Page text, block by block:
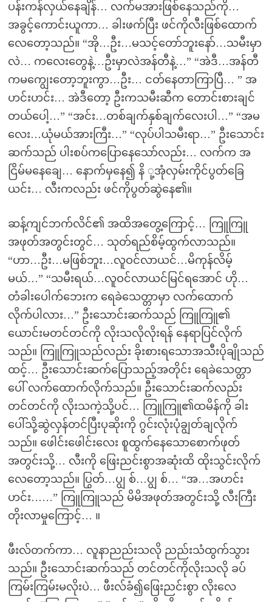
ပန်းကန်လှယ်နေချိန်… လက်မအားဖြစ်နေသည်ကို…
အခွင့်ကောင်းယူကာ… ခါးဖက်ပြီး ဖင်ကိုလီးဖြစ်ထောက်
လေတော့သည်။ “အို…ဦး…မသင့်တော်ဘူးနော်…သမီးမှာ
လဲ… ကလေးတွေနဲ့…ဦးမှာလဲအန်တီနဲ့…” “အဲဒီ…အန်တီ
ကမကျွေးတော့ဘူးကွာ…ဦး… ငတ်နေတာကြာပြီ… ” အ
ဟင်းဟင်း… အဲဒီတော့ ဦးကသမီးဆီက တောင်းစားချင်
တယ်ပေါ့…” “အင်း…တစ်ချက်နှစ်ချက်လေးပါ…” “အမ
လေး…ယုံမယ်အားကြီး…” “လုပ်ပါသမီးရာ…” ဦးသောင်း
ဆက်သည် ပါးစပ်ကပြောနေသော်လည်း… လက်က အ
ငြိမ်မနေချေ… နောက်မှနေ၍ နိ ု့အုံလှမ်းကိုင်ပွတ်ခြေ
ယင်း… လီးကလည်း ဖင်ကိုပွတ်ဆွဲနေ၏။
ဆန့်ကျင်ဘက်လိင်၏ အထိအတွေ့ကြောင့်… ကြူကြူ
အဖုတ်အတွင်းတွင်… သုတ်ရည်စိမ့်ထွက်လာသည်။
“ဟာ…ဦး…မဖြစ်ဘူး…လူဝင်လာယင်…မိကုန်လိမ့်
မယ်…” “သမီးရယ်…လူဝင်လာယင်မြင်ရအောင် ဟို…
တံခါးပေါက်ဘေးက ရေခဲသေတ္တာမှာ လက်ထောက်
လိုက်ပါလား…” ဦးသောင်းဆက်သည် ကြူကြူ၏
ယောင်းမတင်တင်ကို လိုးသလိုလိုးရန် နေရာပြင်လိုက်
သည်။ ကြူကြူသည်လည်း ခိုးစားရသောအသီးပိုချိုသည်
ထင့်… ဦးသောင်းဆက်ပြောသည့်အတိုင်း ရေခဲသေတ္တာ
ပေါ် လက်ထောက်လိုက်သည်။ ဦးသောင်းဆက်လည်း
တင်တင်ကို လိုးသကဲ့သို့ပင်… ကြူကြူ၏ထမိန်ကို ခါး
ပေါ်သို့ဆွဲလှန်တင်ပြီးပုဆိုးကို ဂွင်းလုံးပုံချွတ်ချလိုက်
သည်။ ဖေါင်းဖေါင်းလေး စူထွက်နေသောစောက်ဖုတ်
အတွင်းသို့… လီးကို ဖြေးညင်းစွာအဆုံးထိ ထိုးသွင်းလိုက်
လေတော့သည်။ ပြွတ်…ပျွ စ်…ပျွ စ်… “အ…အဟင်း
ဟင်း……” ကြူကြူသည် မိမိအဖုတ်အတွင်းသို့ လီးကြီး
တိုးလာမှုကြောင့်… ။
ဖီးလ်တက်ကာ… လူနာညည်းသလို ညည်းသံထွက်သွား
သည်။ ဦးသောင်းဆက်သည် တင်တင်ကိုလိုးသလို ခပ်
ကြမ်းကြမ်းမလိုးပဲ… ဖီးလ်ခံ၍ဖြေးညင်းစွာ လိုးလေ